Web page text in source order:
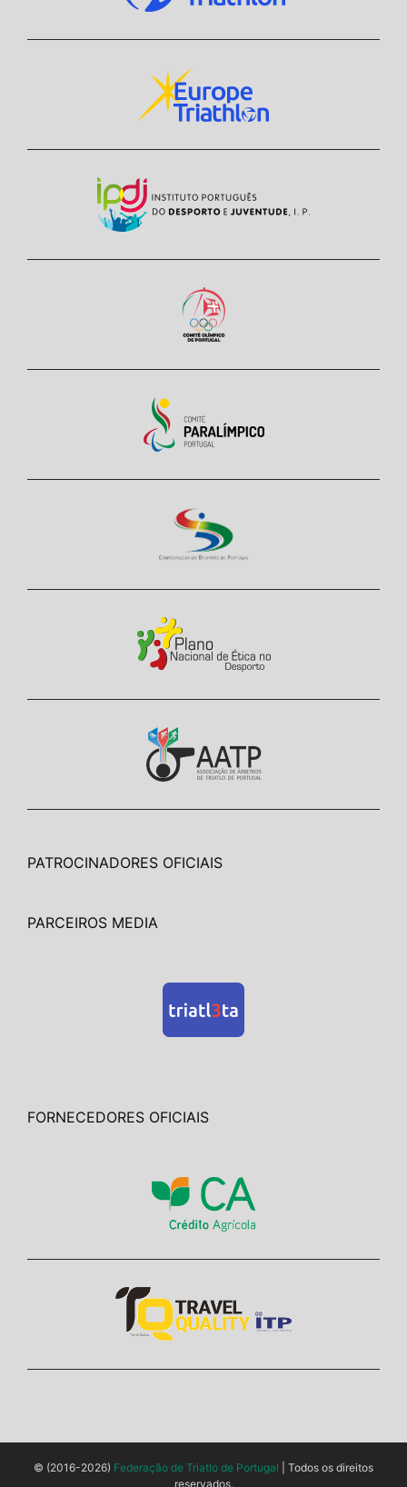
PATROCINADORES OFICIAIS
PARCEIROS MEDIA
FORNECEDORES OFICIAIS
© (2016-2026) Federação de Triatlo de Portugal | Todos os direitos
reservados.